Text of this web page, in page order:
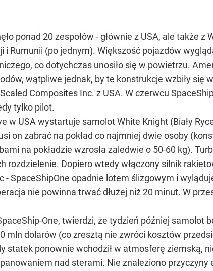
ponad 20 zespołów - głównie z USA, ale także
i Rumunii (po jednym). Większość pojazdów
co dotychczas unosiło się w powietrzu.
wątpliwe jednak, by te konstrukcje wzbiły
Composites Inc. z USA. W czerwcu
tylko pilot.
w USA wystartuje samolot White Knight (Biały
on zabrać na pokład co najmniej dwie osoby
na pokładzie wzrosła zaledwie o 50-60 kg).
rozdzielenie. Dopiero wtedy włączony silnik
- SpaceShipOne opadnie lotem ślizgowym i
nie powinna trwać dłużej niż 20 minut. W
One, twierdzi, że tydzień później
mln dolarów (co zresztą nie zwróci kosztów
statek ponownie wchodził w atmosferę ziemską,
nad sterami. Nie znaleziono